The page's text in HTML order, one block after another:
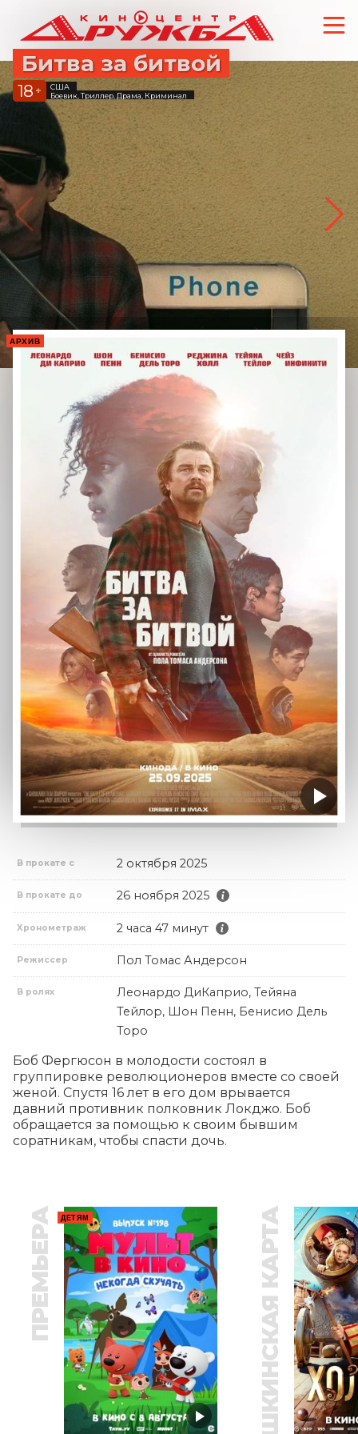
Битва за битвой
18 +
США
Боевик, Триллер, Драма, Криминал
АРХИВ
В прокате с 2 октября 2025
В прокате до 26 ноября 2025
Хронометраж 2 часа 47 минут
Режиссер Пол Томас Андерсон
В ролях
Леонардо ДиКаприо, Тейяна
Тейлор, Шон Пенн, Бенисио Дель
Торо
Боб Фергюсон в молодости состоял в
группировке революционеров вместе со своей
женой. Спустя 16 лет в его дом врывается
давний противник полковник Локджо. Боб
обращается за помощью к своим бывшим
соратникам, чтобы спасти дочь.
ПРЕМЬЕРА ДЕТЯМ ПУШКИНСКАЯ КАРТА